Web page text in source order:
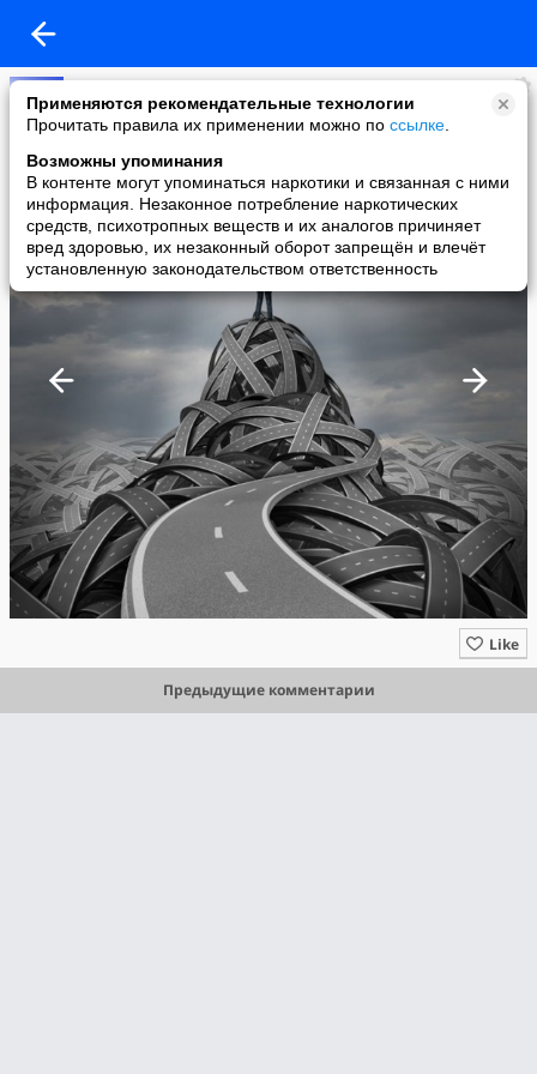
Применяются рекомендательные технологии
Прочитать правила их применении можно по ссылке
Возможны упоминания
В контенте могут упоминаться наркотики и связанная с ними
информация. Незаконное потребление наркотических
средств, психотропных веществ и их аналогов причиняет
вред здоровью, их незаконный оборот запрещён и влечёт
установленную законодательством ответственность
Счастье своими руками
added a photo
10 Aug в 12:06
Like
Предыдущие комментарии